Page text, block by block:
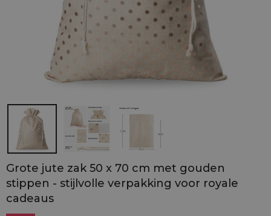
Grote jute zak 50 x 70 cm met gouden
stippen - stijlvolle verpakking voor royale
cadeaus